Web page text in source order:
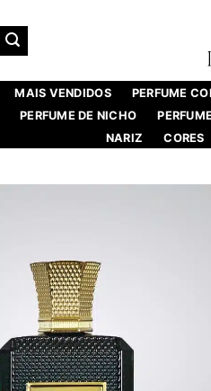
MAIS VENDIDOS PERFUME
PERFUME DE NICHO
NARIZ
CORES